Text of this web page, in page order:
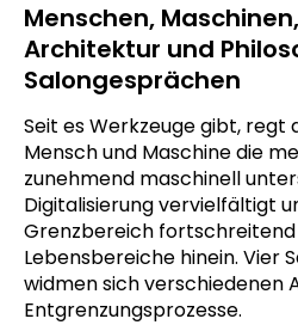
Menschen,
Architektur und
Salongesprächen
Seit es Werkzeuge gibt, regt
Mensch und Maschine die
zunehmend maschinell
Digitalisierung vervielfältigt
Grenzbereich
Lebensbereiche hinein. Vier
widmen sich verschiedenen
Entgrenzungsprozesse.